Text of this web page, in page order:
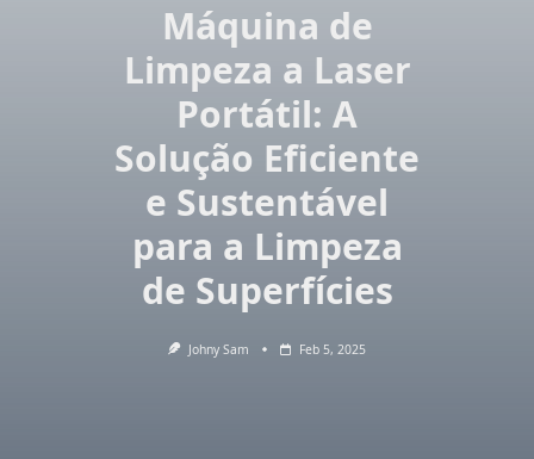
Máquina de
Limpeza a Laser
Portátil: A
Solução Eficiente
e Sustentável
para a Limpeza
de Superfícies
Johny Sam Feb 5, 2025